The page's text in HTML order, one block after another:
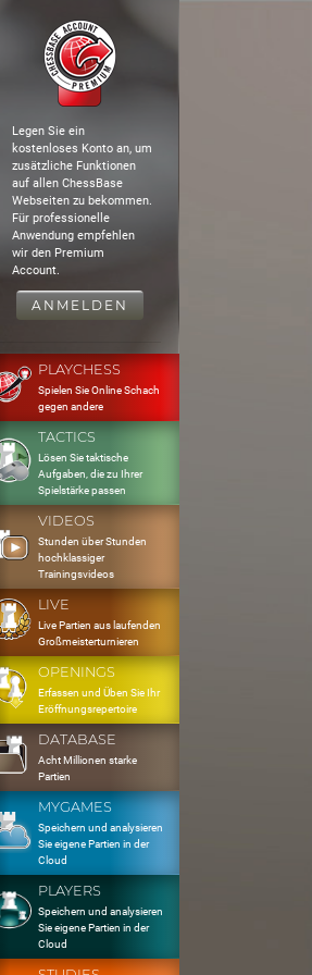
Legen Sie ein
kostenloses Konto an, um
zusätzliche Funktionen
auf allen ChessBase
Webseiten zu bekommen.
Für professionelle
Anwendung empfehlen
wir den Premium
Account.
ANMELDEN
PLAYCHESS
Spielen Sie Online Schach
gegen andere
TACTICS
Lösen Sie taktische
Aufgaben, die zu Ihrer
Spielstärke passen
VIDEOS
Stunden über Stunden
hochklassiger
Trainingsvideos
LIVE
Live Partien aus laufenden
Großmeisterturnieren
OPENINGS
Erfassen und Üben Sie Ihr
Eröffnungsrepertoire
DATABASE
Acht Millionen starke
Partien
MYGAMES
Speichern und analysieren
Sie eigene Partien in der
Cloud
PLAYERS
Speichern und analysieren
Sie eigene Partien in der
Cloud